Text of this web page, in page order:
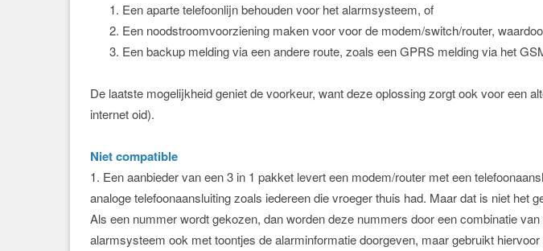
Een aparte telefoonlijn behouden voor het alarmsysteem, of
Een noodstroomvoorziening maken voor voor de modem/switch/router,
Een backup melding via een andere route, zoals een GPRS melding via het
De laatste mogelijkheid geniet de voorkeur, want deze oplossing zorgt ook voor een
internet oid).
Niet compatible
1. Een aanbieder van een 3 in 1 pakket levert een modem/router met een
analoge telefoonaansluiting zoals iedereen die vroeger thuis had. Maar dat is niet het
Als een nummer wordt gekozen, dan worden deze nummers door een combinatie
alarmsysteem ook met toontjes de alarminformatie doorgeven, maar gebruikt